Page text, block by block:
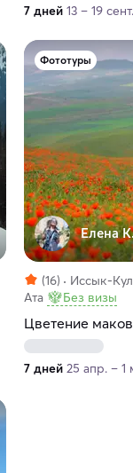
7 дней 13 – 19 сент.
Фототуры
Елена
(16)
Иссык-
Ата
Без визы
Цветение
7 дней 25 апр. – 1